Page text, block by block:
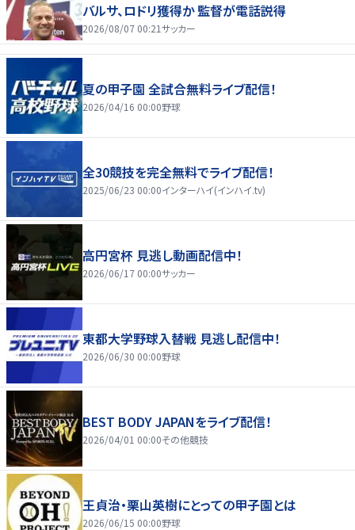
バルサ、ロドリ獲得か 監督が電話説得
2026/08/07 00:21サッカー
夏の甲子園 全試合無料ライブ配信！
2026/04/16 00:00野球
全30競技を完全無料でライブ配信！
2025/06/23 00:00インターハイ(インハイ.tv)
高円宮杯 見逃し動画配信中！
2026/06/17 00:00サッカー
東都大学野球入替戦 見逃し配信中！
2026/06/30 00:00野球
BEST BODY JAPANをライブ配信！
2026/04/01 00:00その他競技
王貞治・栗山英樹にとっての甲子園とは
2026/06/15 00:00野球